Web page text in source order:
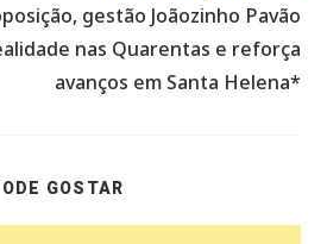
gestão Joãozinho Pavão
nas Quarentas e reforça
avanços em Santa Helena*
GOSTAR